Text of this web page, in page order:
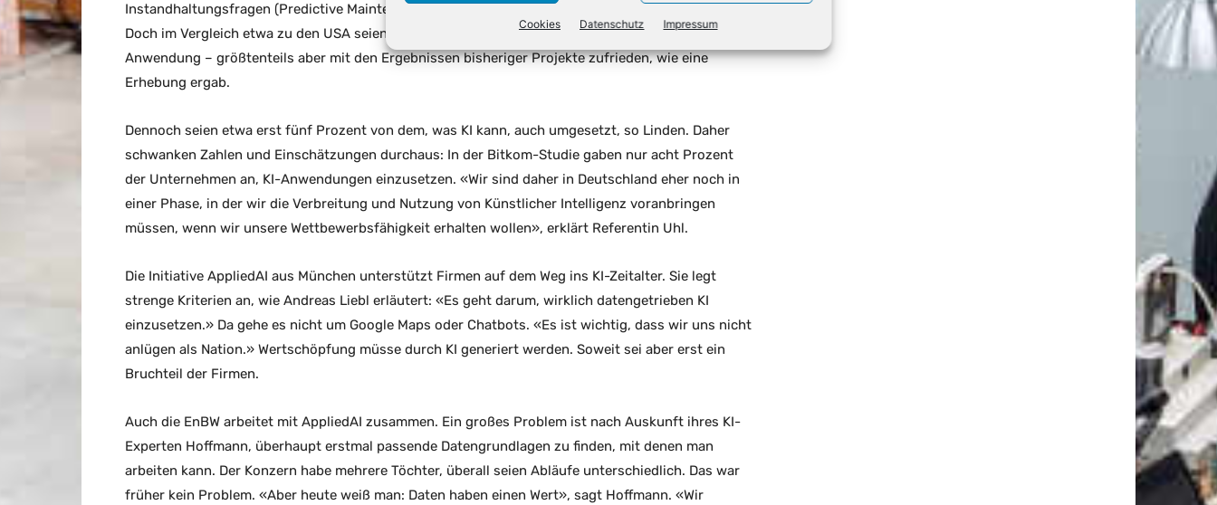
Cookies Datenschutz Impressum
Instandhaltungsfragen (Predictive Maintenance). «Es gibt Tausende von Use Cases», sagt Linden.
Doch im Vergleich etwa zu den USA seien deutsche Unternehmen etwas skeptischer bei der
Anwendung – größtenteils aber mit den Ergebnissen bisheriger Projekte zufrieden, wie eine
Erhebung ergab.
Dennoch seien etwa erst fünf Prozent von dem, was KI kann, auch umgesetzt, so Linden. Daher
schwanken Zahlen und Einschätzungen durchaus: In der Bitkom-Studie gaben nur acht Prozent
der Unternehmen an, KI-Anwendungen einzusetzen. «Wir sind daher in Deutschland eher noch in
einer Phase, in der wir die Verbreitung und Nutzung von Künstlicher Intelligenz voranbringen
müssen, wenn wir unsere Wettbewerbsfähigkeit erhalten wollen», erklärt Referentin Uhl.
Die Initiative AppliedAI aus München unterstützt Firmen auf dem Weg ins KI-Zeitalter. Sie legt
strenge Kriterien an, wie Andreas Liebl erläutert: «Es geht darum, wirklich datengetrieben KI
einzusetzen.» Da gehe es nicht um Google Maps oder Chatbots. «Es ist wichtig, dass wir uns nicht
anlügen als Nation.» Wertschöpfung müsse durch KI generiert werden. Soweit sei aber erst ein
Bruchteil der Firmen.
Auch die EnBW arbeitet mit AppliedAI zusammen. Ein großes Problem ist nach Auskunft ihres KI-
Experten Hoffmann, überhaupt erstmal passende Datengrundlagen zu finden, mit denen man
arbeiten kann. Der Konzern habe mehrere Töchter, überall seien Abläufe unterschiedlich. Das war
früher kein Problem. «Aber heute weiß man: Daten haben einen Wert», sagt Hoffmann. «Wir